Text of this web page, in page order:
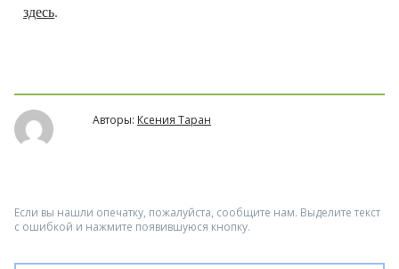
здесь.
Авторы: Ксения Таран
Если вы нашли опечатку, пожалуйста, сообщите нам. Выделите текст
с ошибкой и нажмите появившуюся кнопку.